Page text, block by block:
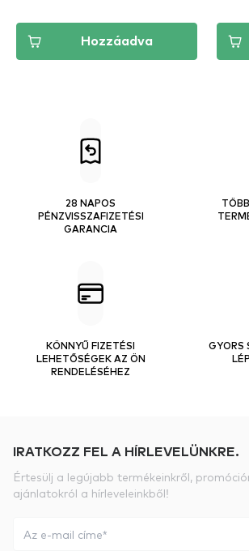
Hozzáadva
28 NAPOS
PÉNZVISSZAFIZETÉSI
GARANCIA
KÖNNYŰ FIZETÉSI
LEHETŐSÉGEK AZ ÖN
RENDELÉSÉHEZ
GYORS
IRATKOZZ FEL A HÍRLEVELÜNKRE.
Értesülj a legújabb termékeinkről,
ajánlatokról a hírleveleinkből!